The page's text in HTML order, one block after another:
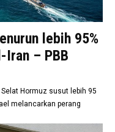
lebih 95%
Iran – PBB
Hormuz susut lebih 95
melancarkan perang